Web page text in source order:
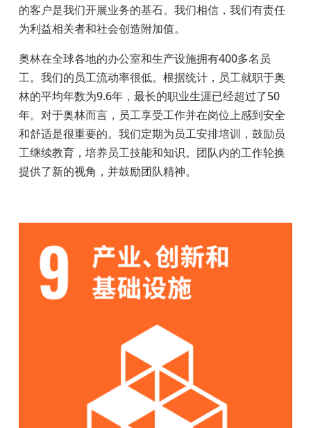
的客户是我们开展业务的基石。我们相信，我们有责任
为利益相关者和社会创造附加值。
奥林在全球各地的办公室和生产设施拥有400多名员
工。我们的员工流动率很低。根据统计，员工就职于奥
林的平均年数为9.6年，最长的职业生涯已经超过了50
年。对于奥林而言，员工享受工作并在岗位上感到安全
和舒适是很重要的。我们定期为员工安排培训，鼓励员
工继续教育，培养员工技能和知识。团队内的工作轮换
提供了新的视角，并鼓励团队精神。